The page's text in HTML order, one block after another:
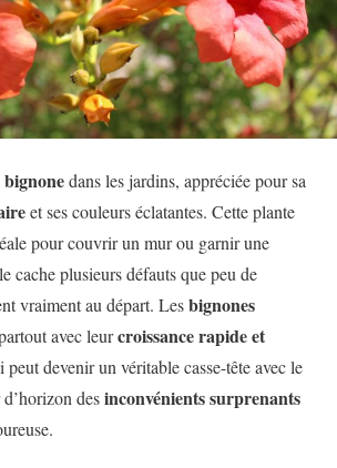
bignonedans les jardins, appréciée pour sa
et ses couleurs éclatantes. Cette plante
pour couvrir un mur ou garnir une
cache plusieurs défauts que peu de
vraiment au départ. Lesbignones
avec leurcroissance rapide et
peut devenir un véritable casse-tête avec le
desinconvénients surprenants